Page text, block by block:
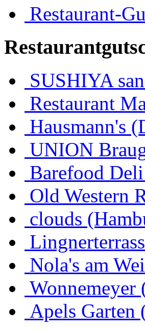
Restaurant-
SUSHIYA
Restaurant
Hausmann's
UNION
Barefood
Old Western
clouds
Nola's am
Wonnemeyer
Apels Garten